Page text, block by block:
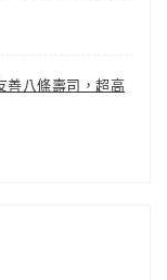
善八條壽司，超高